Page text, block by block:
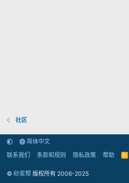
社区
简体中文
联系我们
条款和规则 隐私政策 帮助
R
© 砂浆帮 版权所有 2006-2025